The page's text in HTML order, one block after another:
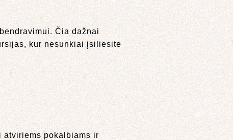
Čia dažnai
kur nesunkiai įsiliesite
atviriems pokalbiams ir